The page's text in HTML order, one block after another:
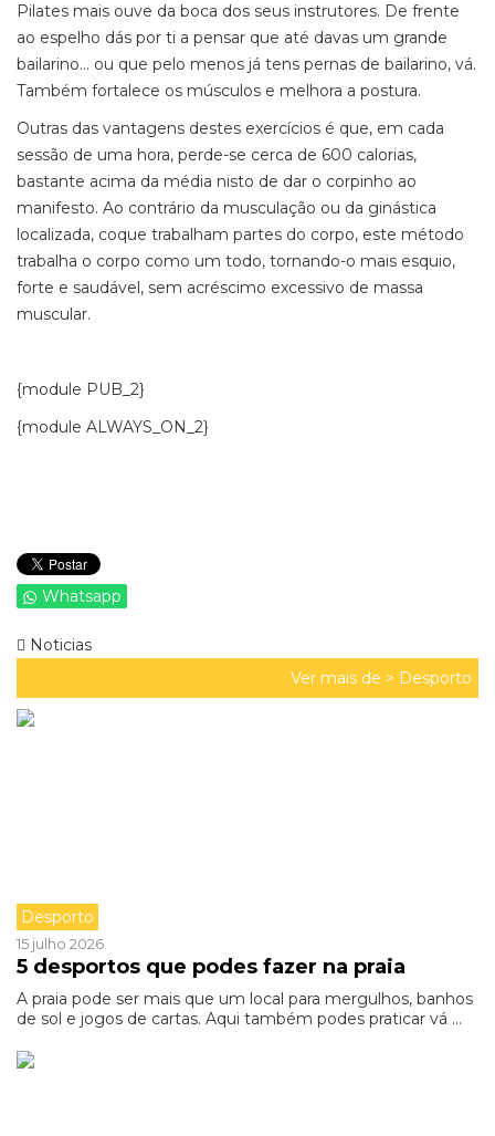
Pilates mais ouve da boca dos seus instrutores. De frente
ao espelho dás por ti a pensar que até davas um grande
bailarino... ou que pelo menos já tens pernas de bailarino, vá.
Também fortalece os músculos e melhora a postura.
Outras das vantagens destes exercícios é que, em cada
sessão de uma hora, perde-se cerca de 600 calorias,
bastante acima da média nisto de dar o corpinho ao
manifesto. Ao contrário da musculação ou da ginástica
localizada, coque trabalham partes do corpo, este método
trabalha o corpo como um todo, tornando-o mais esquio,
forte e saudável, sem acréscimo excessivo de massa
muscular.
{module PUB_2}
{module ALWAYS_ON_2}
Whatsapp
Noticias
Ver mais de > Desporto
Desporto
15 julho 2026
5 desportos que podes fazer na praia
A praia pode ser mais que um local para mergulhos, banhos
de sol e jogos de cartas. Aqui também podes praticar vá ...